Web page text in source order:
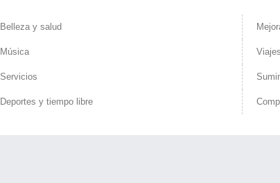
Belleza y salud
Música
Servicios
Deportes y tiempo libre